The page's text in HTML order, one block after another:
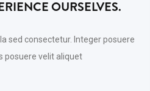
OURSELVES.
sed consectetur. Integer posuere
posuere velit aliquet